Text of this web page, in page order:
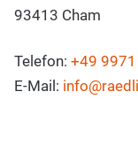
93413 Cham
Telefon: +49
E-Mail: